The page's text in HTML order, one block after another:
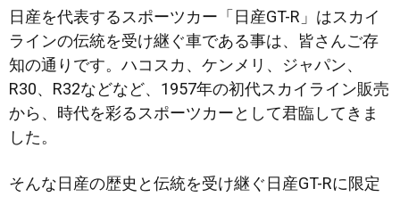
日産を代表するスポーツカー「日産GT-R」はスカイ
ラインの伝統を受け継ぐ車である事は、皆さんご存
知の通りです。ハコスカ、ケンメリ、ジャパン、
R30、R32などなど、1957年の初代スカイライン販売
から、時代を彩るスポーツカーとして君臨してきま
した。
そんな日産の歴史と伝統を受け継ぐ日産GT-Rに限定